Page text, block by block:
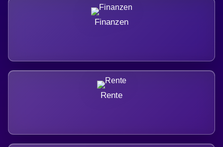
Finanzen
Rente